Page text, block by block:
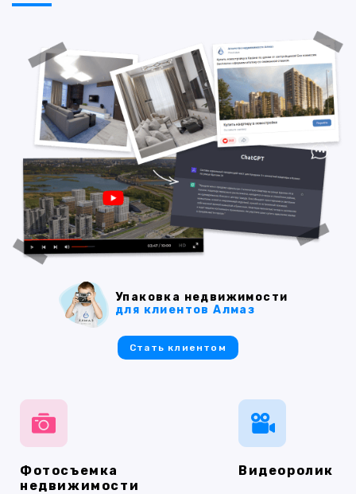
Фотосъемка
недвижимости
Видеоролик
Упаковка недвижимости
для клиентов Алмаз
Стать клиентом